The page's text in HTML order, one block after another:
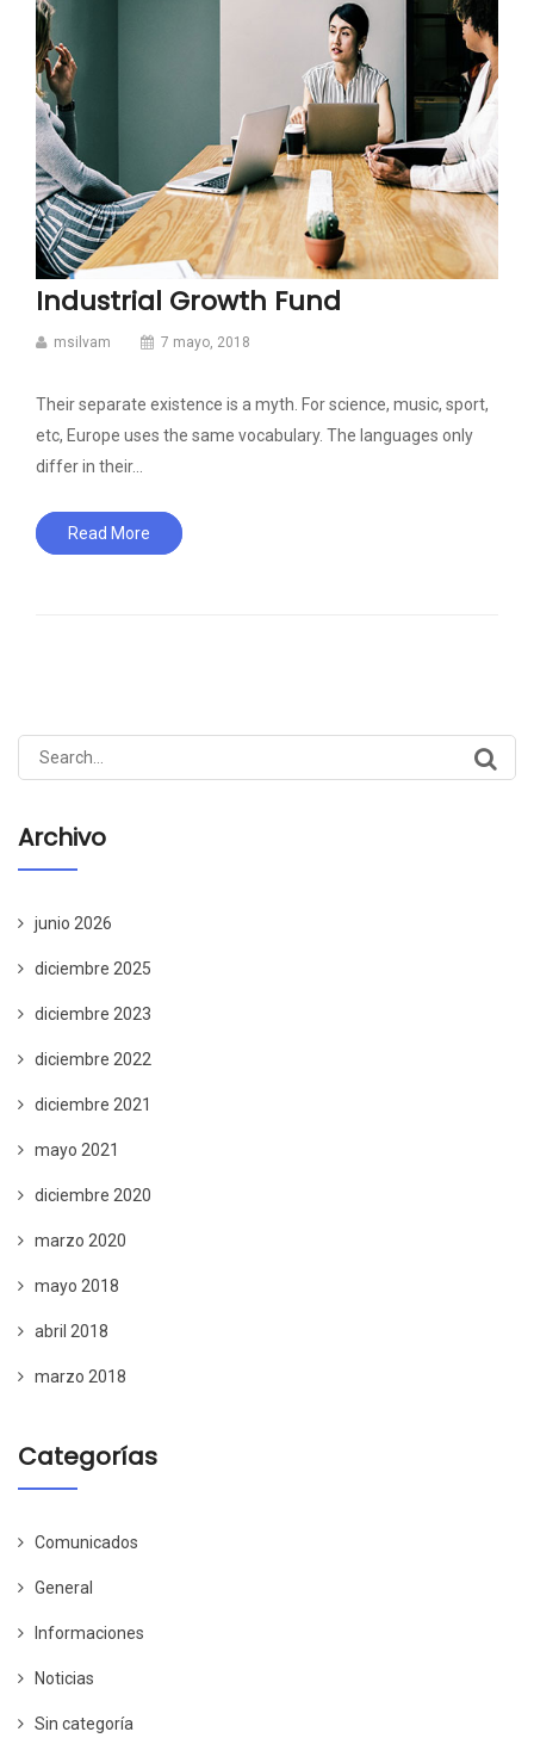
Industrial Growth Fund
msilvam 7 mayo, 2018
Their separate existence is a myth. For science, music, sport,
etc, Europe uses the same vocabulary. The languages only
differ in their…
Read More
Search
for:
Archivo
junio 2026
diciembre 2025
diciembre 2023
diciembre 2022
diciembre 2021
mayo 2021
diciembre 2020
marzo 2020
mayo 2018
abril 2018
marzo 2018
Categorías
Comunicados
General
Informaciones
Noticias
Sin categoría